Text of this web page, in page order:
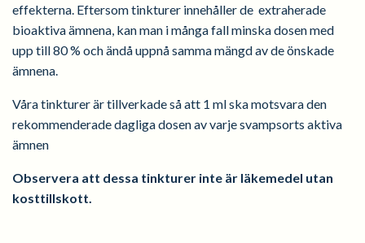
effekterna. Eftersom tinkturer innehåller de extraherade
bioaktiva ämnena, kan man i många fall minska dosen med
upp till 80 % och ändå uppnå samma mängd av de önskade
ämnena.
Våra tinkturer är tillverkade så att 1 ml ska motsvara den
rekommenderade dagliga dosen av varje svampsorts aktiva
ämnen
Observera att dessa tinkturer inte är läkemedel utan
kosttillskott.